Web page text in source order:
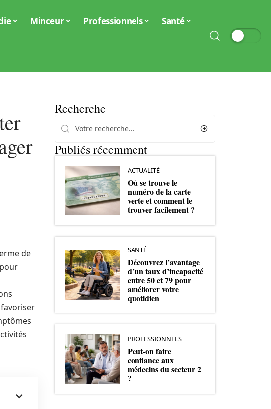
Minceur Professionnels Santé
de
Recherche
Publiés récemment
ACTUALITÉ
Où se trouve le
numéro de la carte
verte et comment le
trouver facilement ?
SANTÉ
Découvrez l’avantage
d’un taux d’incapacité
entre 50 et 79 pour
améliorer votre
quotidien
PROFESSIONNELS
Peut-on faire
confiance aux
médecins du secteur 2
?